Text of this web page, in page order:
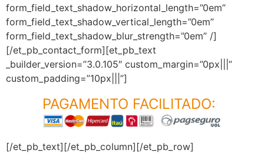
form_field_text_shadow_horizontal_length=”0em”
form_field_text_shadow_vertical_length=”0em”
form_field_text_shadow_blur_strength=”0em” /]
[/et_pb_contact_form][et_pb_text
_builder_version=”3.0.105″ custom_margin=”0px|||”
custom_padding=”10px|||”]
PAGAMENTO FACILITADO:
[/et_pb_text][/et_pb_column][/et_pb_row]